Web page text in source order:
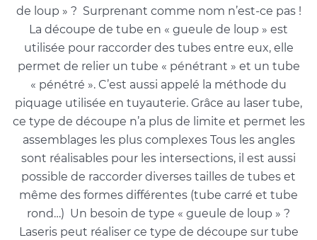
de loup » ? Surprenant comme nom n’est-ce pas !
La découpe de tube en « gueule de loup » est
utilisée pour raccorder des tubes entre eux, elle
permet de relier un tube « pénétrant » et un tube
« pénétré ». C’est aussi appelé la méthode du
piquage utilisée en tuyauterie. Grâce au laser tube,
ce type de découpe n’a plus de limite et permet les
assemblages les plus complexes Tous les angles
sont réalisables pour les intersections, il est aussi
possible de raccorder diverses tailles de tubes et
même des formes différentes (tube carré et tube
rond…) Un besoin de type « gueule de loup » ?
Laseris peut réaliser ce type de découpe sur tube